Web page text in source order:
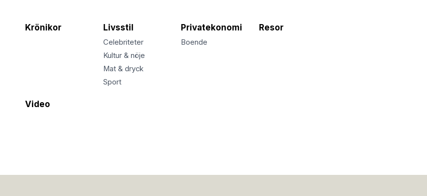
Krönikor Livsstil
Celebriteter
Kultur & nöje
Mat & dryck
Sport
Privatekonomi
Boende
Resor
Video